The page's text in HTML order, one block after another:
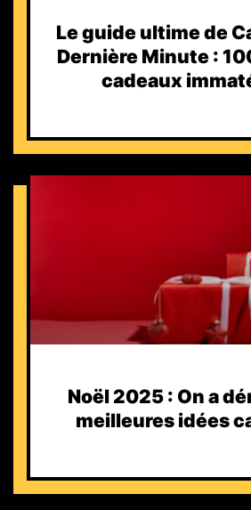
Le guide ultime de
Dernière Minute :
cadeaux
Noël 2025 : On a
meilleures idées